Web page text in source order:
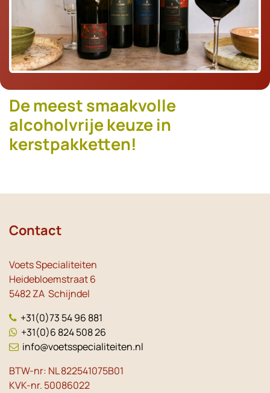
De meest smaakvolle
alcoholvrije keuze in
kerstpakketten!
Contact
Voets Specialiteiten
Heidebloemstraat 6
5482 ZA Schijndel
+31(0)73 54 96 881
+31(0)6 824 508 26
info@voetsspecialiteiten.nl
BTW-nr: NL 822541075B01
KVK-nr. 50086022